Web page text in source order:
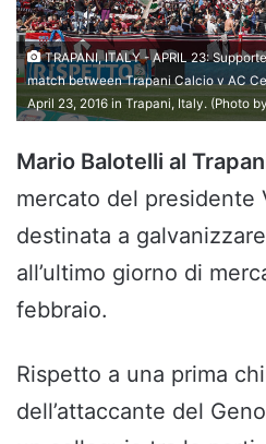
TRAPANI, ITALY - APRIL 23:
match between Trapani Calcio v AC
April 23, 2016 in Trapani, Italy. (Photo
Mario Balotelli al
mercato del presidente
destinata a
all’ultimo giorno di
febbraio.
Rispetto a una prima
dell’attaccante del